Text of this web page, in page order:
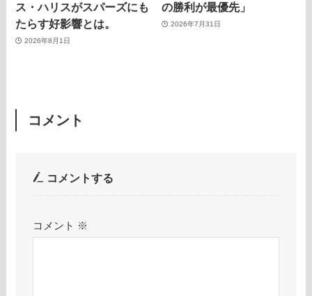
ス・ハリスがスパーズにも
たらす好影響とは。
2026年8月1日
の勝利が最優先」
2026年7月31日
コメント
コメントする
コメント ※